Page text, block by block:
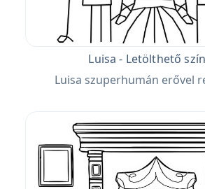
Luisa - Letölthető
Luisa szuperhumán erővel